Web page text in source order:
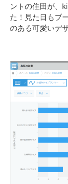
ントの住田が、
た！見た目もブ
のある可愛いデ